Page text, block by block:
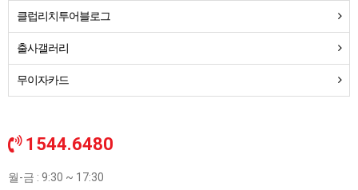
클럽리치투어블로그
출사갤러리
무이자카드
1544.6480
월-금 : 9:30 ~ 17:30